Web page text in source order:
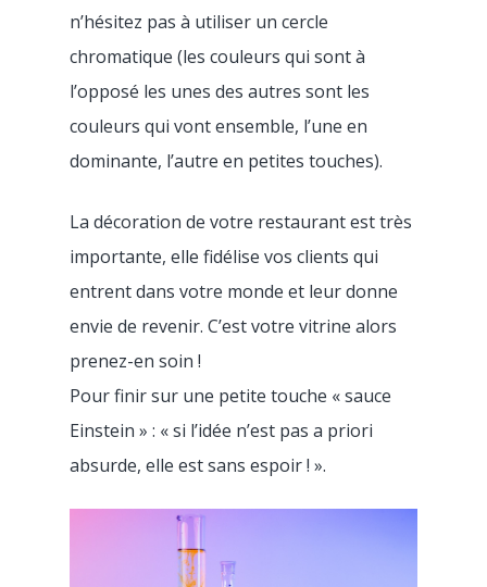
n’hésitez pas à utiliser un cercle
chromatique (les couleurs qui sont à
l’opposé les unes des autres sont les
couleurs qui vont ensemble, l’une en
dominante, l’autre en petites touches).
La décoration de votre restaurant est très
importante, elle fidélise vos clients qui
entrent dans votre monde et leur donne
envie de revenir. C’est votre vitrine alors
prenez-en soin !
Pour finir sur une petite touche « sauce
Einstein » : « si l’idée n’est pas a priori
absurde, elle est sans espoir ! ».
CBD shop